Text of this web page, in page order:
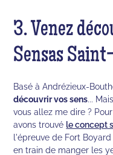
3. Venez
Sensas
Basé à Andrézieux-
découvrir vos sens...
vous allez me dire ?
avons trouvé le concept
l'épreuve de Fort
en train de manger les